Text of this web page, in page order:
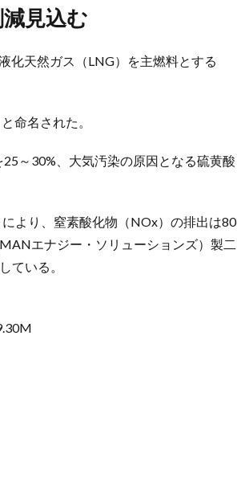
減見込む
化天然ガス（LNG）を主燃料とする
命名された。
～30%、大気汚染の原因となる硫黄酸
より、窒素酸化物（NOx）の排出は80
エナジー・ソリューションズ）製二
ている。